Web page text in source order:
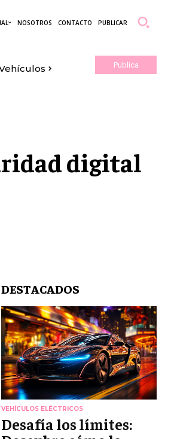
NOSOTROS CONTACTO PUBLICAR
Publica
digital
DESTACADOS
VEHÍCULOS ELÉCTRICOS
Desafía los límites: